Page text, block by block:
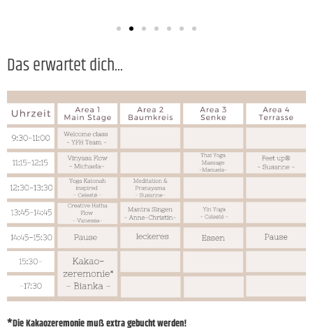
Das erwartet dich...
*Die Kakaozeremonie muß extra gebucht werden!